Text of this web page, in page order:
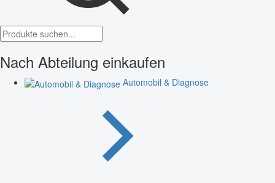
Nach Abteilung einkaufen
Automobil & Diagnose